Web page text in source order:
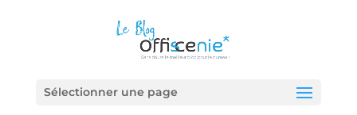
Sélectionner une page